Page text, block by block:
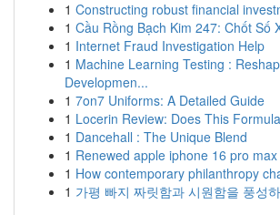
1 Constructing robust financial
1 Cầu Rồng Bạch Kim 247: Chốt Số
1 Internet Fraud Investigation Help
1 Machine Learning Testing :
Developmen...
1 7on7 Uniforms: A Detailed Guide
1 Locerin Review: Does This
1 Dancehall : The Unique Blend
1 Renewed apple iphone 16 pro
1 How contemporary philanthropy
1 가평 빠지 짜릿함과 시원함을 풍성